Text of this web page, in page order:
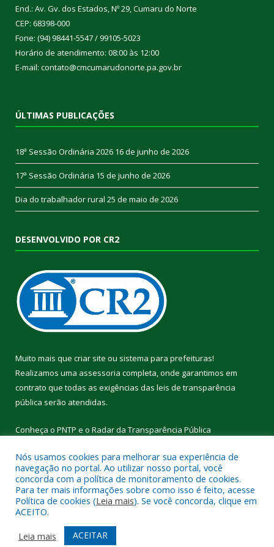
End.: Av. Gv. dos Estados, Nº 29, Cumaru do Norte
CEP: 68398-000
Fone: (94) 98441-5547 / 99105-5023
Horário de atendimento: 08:00 às 12:00
E-mail: contato@cmcumarudonorte.pa.gov.br
ÚLTIMAS PUBLICAÇÕES
18ª Sessão Ordinária 2026 16 de junho de 2026
17ª Sessão Ordinária 15 de junho de 2026
Dia do trabalhador rural 25 de maio de 2026
DESENVOLVIDO POR CR2
Muito mais que criar site ou sistema para prefeituras!
Realizamos uma assessoria completa, onde garantimos em
contrato que todas as exigências das leis de transparência
pública serão atendidas.
Conheça o PNTP e o Radar da Transparência Pública
Todos os direitos reservados a Câmara Municipal de Cumaru do
Norte.
Mapa do Site
Acessar Área Administrativa
Nós usamos cookies para melhorar sua experiência de
navegação no portal. Ao utilizar nosso portal, você
concorda com a política de monitoramento de cookies.
Para ter mais informações sobre como isso é feito, acesse
Política de cookies (Leia mais). Se você concorda, clique em
ACEITO.
Leia mais
ACEITAR